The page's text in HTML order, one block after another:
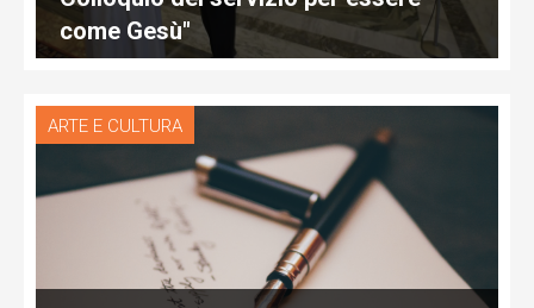
come Gesù"
ARTE E CULTURA